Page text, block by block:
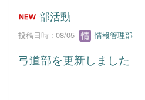
部活動
投稿日時 : 08/05 情報管理部
弓道部を更新しました